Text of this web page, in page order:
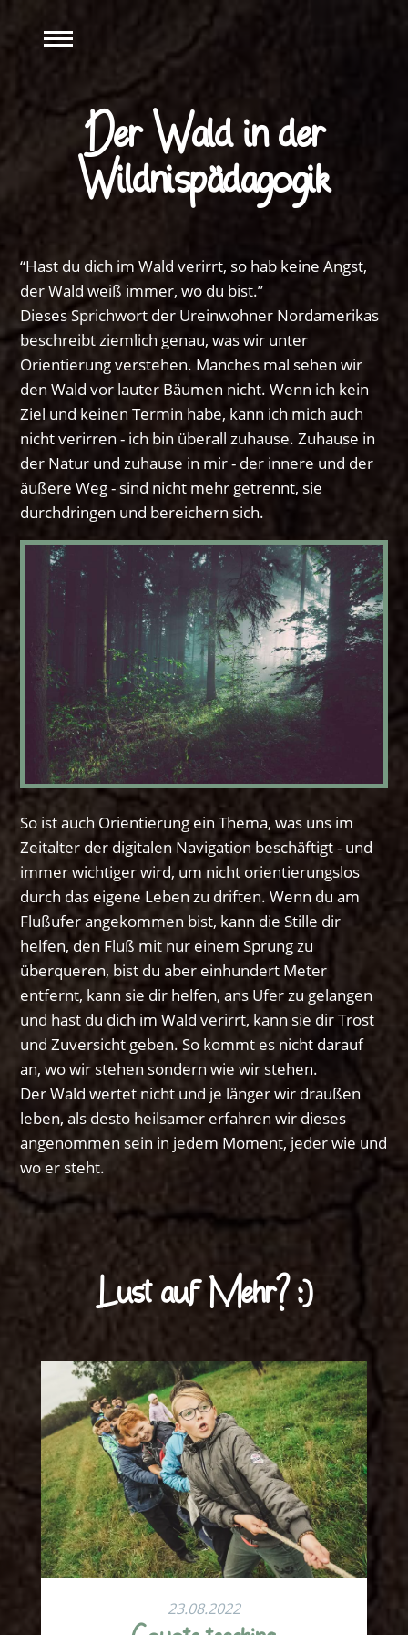
TEAMTRAINING
ÜBER UNS
RESSOURCEN
Der Wald in der
Wildnispädagogik
“Hast du dich im Wald verirrt, so hab keine Angst,
der Wald weiß immer, wo du bist.”
Dieses Sprichwort der Ureinwohner Nordamerikas
beschreibt ziemlich genau, was wir unter
Orientierung verstehen. Manches mal sehen wir
den Wald vor lauter Bäumen nicht. Wenn ich kein
Ziel und keinen Termin habe, kann ich mich auch
nicht verirren - ich bin überall zuhause. Zuhause in
der Natur und zuhause in mir - der innere und der
äußere Weg - sind nicht mehr getrennt, sie
durchdringen und bereichern sich.
So ist auch Orientierung ein Thema, was uns im
Zeitalter der digitalen Navigation beschäftigt - und
immer wichtiger wird, um nicht orientierungslos
durch das eigene Leben zu driften. Wenn du am
Flußufer angekommen bist, kann die Stille dir
helfen, den Fluß mit nur einem Sprung zu
überqueren, bist du aber einhundert Meter
entfernt, kann sie dir helfen, ans Ufer zu gelangen
und hast du dich im Wald verirrt, kann sie dir Trost
und Zuversicht geben. So kommt es nicht darauf
an, wo wir stehen sondern wie wir stehen.
Der Wald wertet nicht und je länger wir draußen
leben, als desto heilsamer erfahren wir dieses
angenommen sein in jedem Moment, jeder wie und
wo er steht.
Lust auf Mehr? :)
23.08.2022